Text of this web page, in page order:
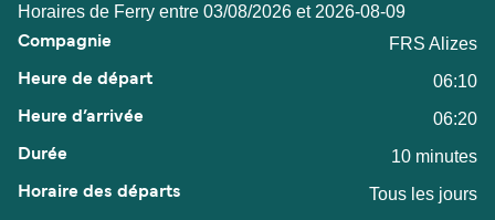
Horaires de Ferry entre 03/08/2026 et 2026-08-09
FRS Alizes
06:10
06:20
10 minutes
Tous les jours